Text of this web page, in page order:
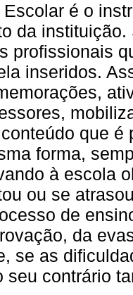
é o
da
profissionais
inseridos.
que é
forma,
à escola
ou se
de
da
se as
seu contrário